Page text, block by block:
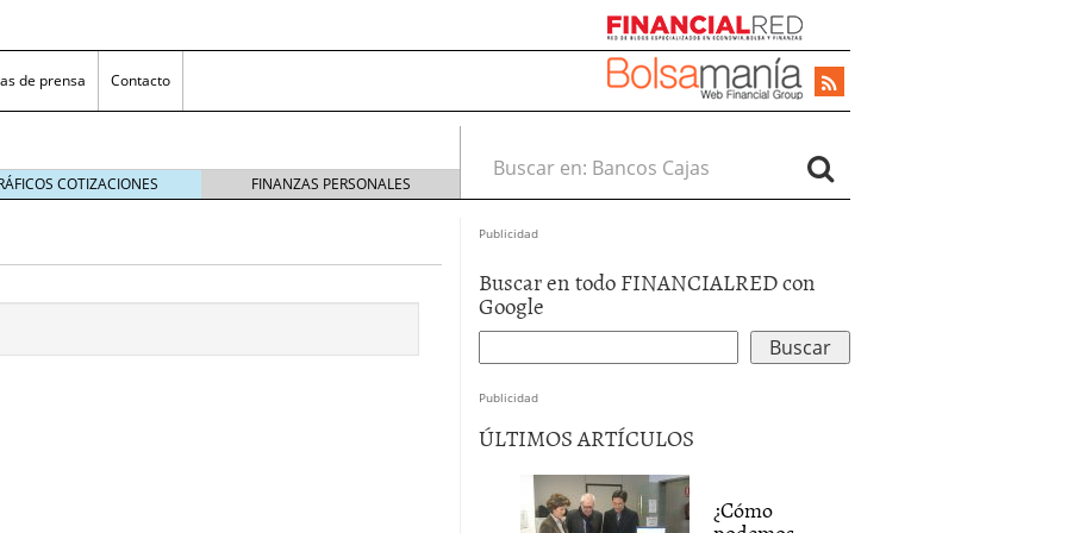
de prensa Contacto
Banco
bancarias
hacer ganar a los clientes
opciones para conseguir efectivo
COTIZACIONES FINANZAS PERSONALES
Buscar en:
Publicidad
Buscar en todo FINANCIALRED con
Google
Publicidad
ÚLTIMOS ARTÍCULOS
¿Cómo